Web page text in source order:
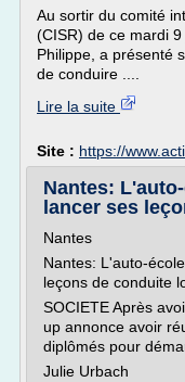
Au sortir du comité
(CISR) de ce mardi
Philippe, a présenté
de conduire ....
Lire la suite
Site : https://
Nantes:
lancer ses
Nantes
Nantes: L'auto-
leçons de conduite
SOCIETE Après
up annonce avoir
diplômés pour
Julie Urbach